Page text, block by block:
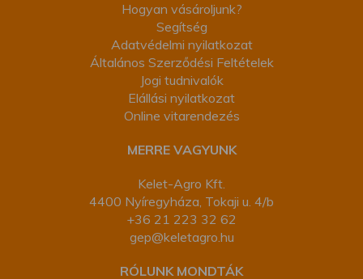
Hogyan vásároljunk?
Segítség
Adatvédelmi nyilatkozat
Általános Szerződési Feltételek
Jogi tudnivalók
Elállási nyilatkozat
Online vitarendezés
MERRE VAGYUNK
Kelet-Agro Kft.
4400 Nyíregyháza, Tokaji u. 4/b
+36 21 223 32 62
gep@keletagro.hu
RÓLUNK MONDTÁK